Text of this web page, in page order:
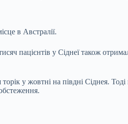
в Австралії.
пацієнтів у Сіднеї також
торік у жовтні на півдні Сіднея.